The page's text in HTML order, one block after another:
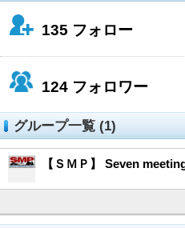
135 フォロー
124 フォロワー
グループ一覧 (1)
【ＳＭＰ】 Seven